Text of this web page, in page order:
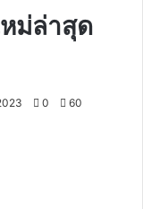
ม่ล่าสุด
0 60